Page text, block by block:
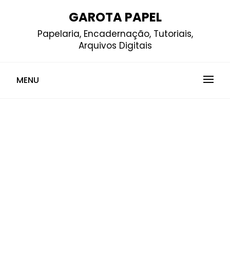
GAROTA PAPEL
Papelaria, Encadernação, Tutoriais,
Arquivos Digitais
MENU